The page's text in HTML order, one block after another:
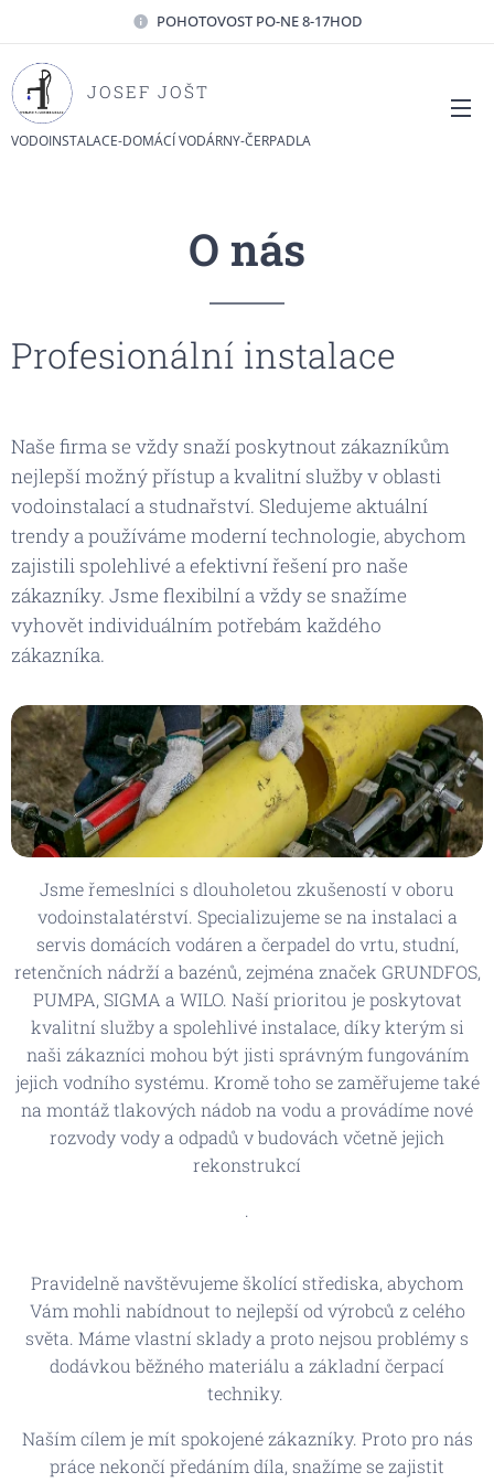
POHOTOVOST PO-NE 8-17HOD
JOSEF JOŠT
VODOINSTALACE-DOMÁCÍ VODÁRNY-ČERPADLA
O nás
Profesionální instalace
Naše firma se vždy snaží poskytnout zákazníkům
nejlepší možný přístup a kvalitní služby v oblasti
vodoinstalací a studnařství. Sledujeme aktuální
trendy a používáme moderní technologie, abychom
zajistili spolehlivé a efektivní řešení pro naše
zákazníky. Jsme flexibilní a vždy se snažíme
vyhovět individuálním potřebám každého
zákazníka.
Jsme řemeslníci s dlouholetou zkušeností v oboru
vodoinstalatérství. Specializujeme se na instalaci a
servis domácích vodáren a čerpadel do vrtu, studní,
retenčních nádrží a bazénů, zejména značek GRUNDFOS,
PUMPA, SIGMA a WILO. Naší prioritou je poskytovat
kvalitní služby a spolehlivé instalace, díky kterým si
naši zákazníci mohou být jisti správným fungováním
jejich vodního systému. Kromě toho se zaměřujeme také
na montáž tlakových nádob na vodu a provádíme nové
rozvody vody a odpadů v budovách včetně jejich
rekonstrukcí
.
Pravidelně navštěvujeme školící střediska, abychom
Vám mohli nabídnout to nejlepší od výrobců z celého
světa. Máme vlastní sklady a proto nejsou problémy s
dodávkou běžného materiálu a základní čerpací
techniky.
Naším cílem je mít spokojené zákazníky. Proto pro nás
práce nekončí předáním díla, snažíme se zajistit